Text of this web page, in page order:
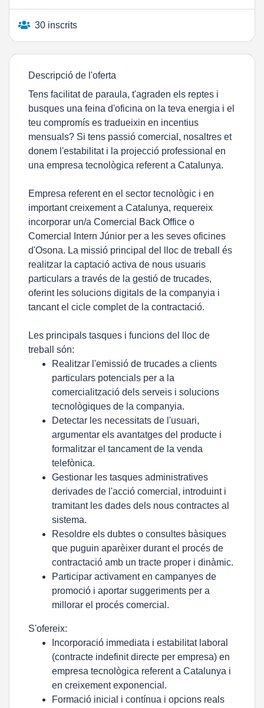
30 inscrits
Descripció de l'oferta
Tens facilitat de paraula, t'agraden els reptes i
busques una feina d'oficina on la teva energia i el
teu compromís es tradueixin en incentius
mensuals? Si tens passió comercial, nosaltres et
donem l'estabilitat i la projecció professional en
una empresa tecnològica referent a Catalunya.
Empresa referent en el sector tecnològic i en
important creixement a Catalunya, requereix
incorporar un/a Comercial Back Office o
Comercial Intern Júnior per a les seves oficines
d'Osona. La missió principal del lloc de treball és
realitzar la captació activa de nous usuaris
particulars a través de la gestió de trucades,
oferint les solucions digitals de la companyia i
tancant el cicle complet de la contractació.
Les principals tasques i funcions del lloc de
treball són:
Realitzar l'emissió de trucades a clients
particulars potencials per a la
comercialització dels serveis i solucions
tecnològiques de la companyia.
Detectar les necessitats de l'usuari,
argumentar els avantatges del producte i
formalitzar el tancament de la venda
telefònica.
Gestionar les tasques administratives
derivades de l'acció comercial, introduint i
tramitant les dades dels nous contractes al
sistema.
Resoldre els dubtes o consultes bàsiques
que puguin aparèixer durant el procés de
contractació amb un tracte proper i dinàmic.
Participar activament en campanyes de
promoció i aportar suggeriments per a
millorar el procés comercial.
S'ofereix:
Incorporació immediata i estabilitat laboral
(contracte indefinit directe per empresa) en
empresa tecnològica referent a Catalunya i
en creixement exponencial.
Formació inicial i contínua i opcions reals